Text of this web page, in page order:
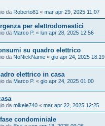
da Roberto81 « mar apr 29, 2025 11:07
per elettrodomestici
da Marco P. « lun apr 28, 2025 12:56
su quadro elettrico
da NoNickName « gio apr 24, 2025 18:19
elettrico in casa
da Marco P. « gio apr 24, 2025 01:00
da mikele740 « mar apr 22, 2025 12:25
condominiale